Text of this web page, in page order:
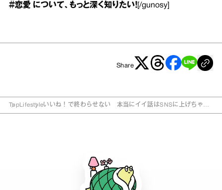
＃恋愛 について、もっと深く知りたい！ [/gunosy]
Share
Top Lifestyleいいね！で終わらせない 本当にイイ話はSNSに上げちゃダ